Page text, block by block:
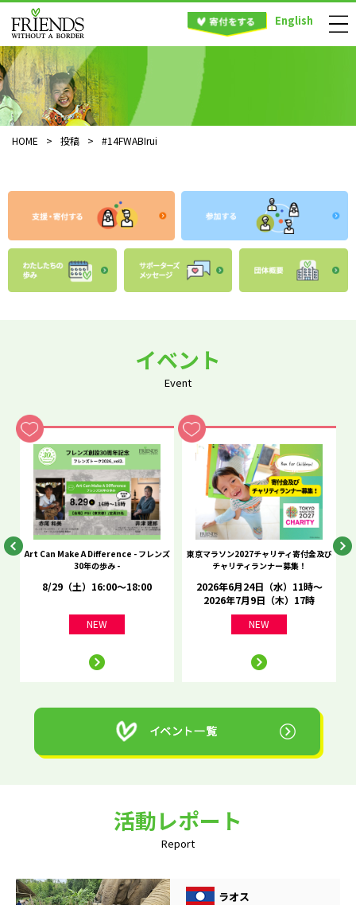
English
HOME > 投稿 > #14FWABIrui
イベント
Event
Art Can Make A Difference - フレンズ
30年の歩み -
8/29（土）16:00～18:00
NEW
東京マラソン2027チャリティ寄付金及び
チャリティランナー募集！
2026年6月24日（水）11時～
2026年7月9日（木）17時
NEW
活動レポート
Report
ラオス